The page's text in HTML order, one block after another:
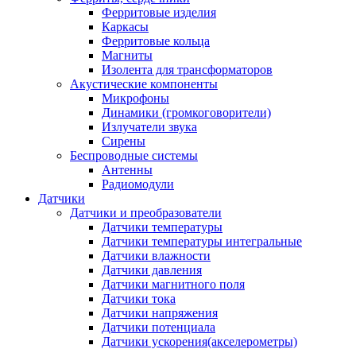
Ферритовые изделия
Каркасы
Ферритовые кольца
Магниты
Изолента для трансформаторов
Акустические компоненты
Микрофоны
Динамики (громкоговорители)
Излучатели звука
Сирены
Беспроводные системы
Антенны
Радиомодули
Датчики
Датчики и преобразователи
Датчики температуры
Датчики температуры интегральные
Датчики влажности
Датчики давления
Датчики магнитного поля
Датчики тока
Датчики напряжения
Датчики потенциала
Датчики ускорения(акселерометры)